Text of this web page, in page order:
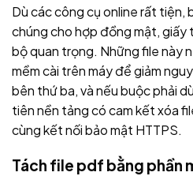
Dù các công cụ online rất tiện,
chúng cho hợp đồng mật, giấy
bộ quan trọng. Những file này
mềm cài trên máy để giảm
bên thứ ba, và nếu buộc phải
tiên nền tảng có cam kết xóa
cùng kết nối bảo mật HTTPS.
Tách file pdf bằng phần